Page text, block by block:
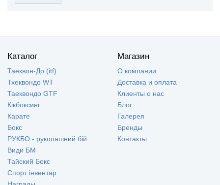
Каталог
Таеквон-До (itf)
Тхеквондо WT
Таеквондо GTF
Кікбоксинг
Карате
Бокс
РУКБО - рукопашний бій
Види БМ
Тайский Бокс
Спорт інвентар
Магазин
О компании
Доставка и оплата
Клиенты о нас
Блог
Галерея
Бренды
Контакты